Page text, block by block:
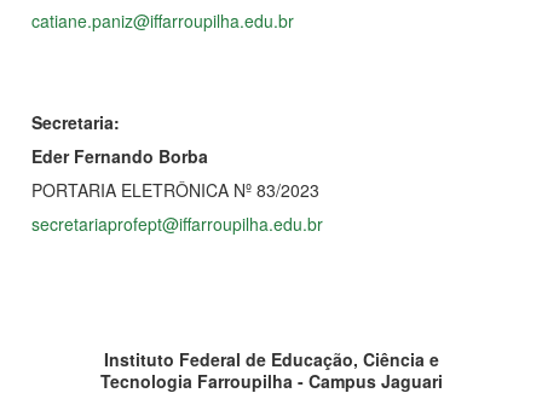
catiane.paniz@iffarroupilha.edu.br
Secretaria:
Eder Fernando Borba
PORTARIA ELETRÔNICA Nº 83/2023
secretariaprofept@iffarroupilha.edu.br
Instituto Federal de Educação, Ciência e
Tecnologia Farroupilha - Campus Jaguari